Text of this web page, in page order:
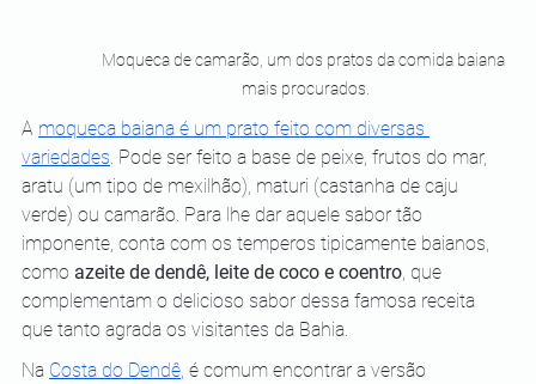
Moqueca de camarão, um dos pratos da comida baiana
mais procurados.
A moqueca baiana é um prato feito com diversas
variedades. Pode ser feito a base de peixe, frutos do mar,
aratu (um tipo de mexilhão), maturi (castanha de caju
verde) ou camarão. Para lhe dar aquele sabor tão
imponente, conta com os temperos tipicamente baianos,
como azeite de dendê, leite de coco e coentro, que
complementam o delicioso sabor dessa famosa receita
que tanto agrada os visitantes da Bahia.
Na Costa do Dendê, é comum encontrar a versão